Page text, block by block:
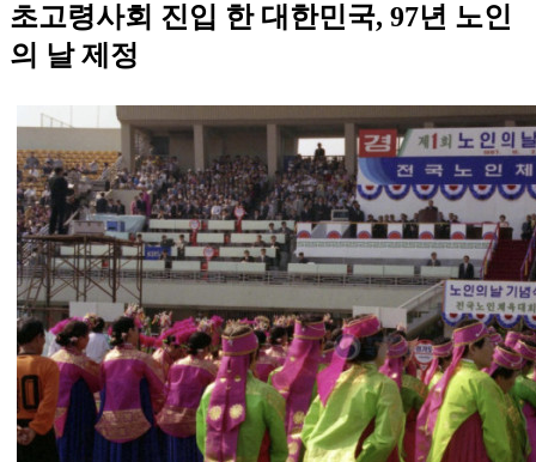
초고령사회 진입 한 대한민국, 97년 노인
의 날 제정